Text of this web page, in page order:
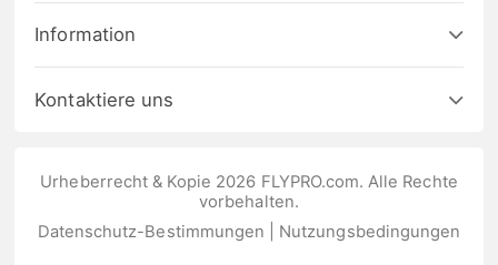
Information
Kontaktiere uns
Urheberrecht & Kopie 2026 FLYPRO.com. Alle Rechte
vorbehalten.
Datenschutz-Bestimmungen
Nutzungsbedingungen